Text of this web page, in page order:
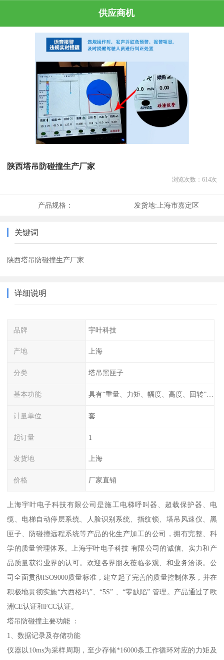
供应商机
陕西塔吊防碰撞生产厂家
浏览次数： 614次
产品规格： 发货地:上海市嘉定区
关键词
陕西塔吊防碰撞生产厂家
详细说明
品牌 宇叶科技
产地 上海
分类 塔吊黑匣子
基本功能 具有“重量、力矩、幅度、高度、回转”等参数的显示、记录、报警功能。
计量单位 套
起订量 1
发货地 上海
价格 厂家直销
上海宇叶电子科技有限公司是施工电梯呼叫器、超载保护器、电
缆、电梯自动停层系统、人脸识别系统、指纹锁、塔吊风速仪、黑
匣子、防碰撞远程系统等产品的化生产加工的公司，拥有完整、科
学的质量管理体系。上海宇叶电子科技 有限公司的诚信、实力和产
品质量获得业界的认可。欢迎各界朋友莅临参观、和业务洽谈。公
司全面贯彻ISO9000质量标准，建立起了完善的质量控制体系，并在
积极地贯彻实施“六西格玛”、“5S” 、“零缺陷” 管理。产品通过了欧
洲CE认证和FCC认证。
塔吊防碰撞主要功能 ：
1、数据记录及存储功能
仪器以10ms为采样周期，至少存储*16000条工作循环对应的力矩及